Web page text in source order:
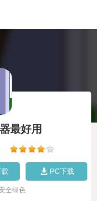
最好用
PC下载
全绿色